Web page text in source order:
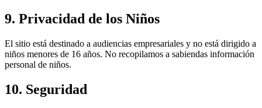
9. Privacidad de los Niños
El sitio está destinado a audiencias empresariales y no está dirigido a
niños menores de 16 años. No recopilamos a sabiendas información
personal de niños.
10. Seguridad